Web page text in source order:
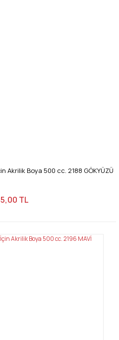
Akrilik Boya 500 cc. 2188 GÖKYÜZÜ
TL